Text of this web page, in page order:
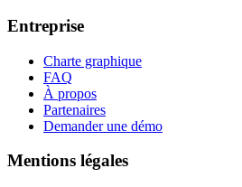
Entreprise
Charte graphique
FAQ
À propos
Partenaires
Demander une démo
Mentions légales